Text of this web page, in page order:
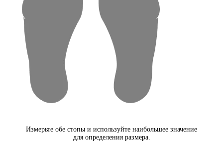
Измерьте обе стопы и используйте наибольшее значение
для определения размера.